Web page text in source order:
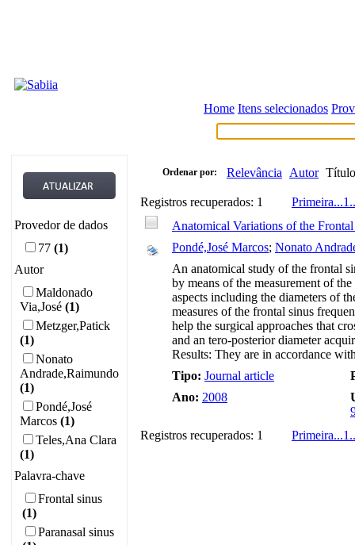
Home Itens selecionados
Provedor de dados
77 (1)
Autor
Maldonado
Via,José (1)
Metzger,Patick
(1)
Nonato
Andrade,Raimundo
(1)
Pondé,José
Marcos (1)
Teles,Ana Clara
(1)
Palavra-chave
Frontal sinus
(1)
Paranasal sinus
Ordenar por: Relevância Autor Título
Registros recuperados: 1 Primeira...1
Anatomical Variations of the
Pondé,José Marcos; Nonato
An anatomical study of the frontal
by means of the measurement of
aspects including the diameters of
measures of the frontal sinus
help the surgical approaches that
and an tero-posterior diameter
Results: They are in accordance
Tipo: Journal article
Ano: 2008
Registros recuperados: 1
Primeira...1